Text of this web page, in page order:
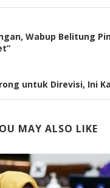
Wabup Belitung
untuk Direvisi, Ini
MAY ALSO LIKE